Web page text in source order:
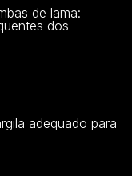
de lama:
dos
adequado para